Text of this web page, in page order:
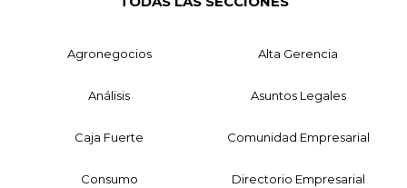
Agronegocios Alta Gerencia
Análisis Asuntos Legales
Caja Fuerte Comunidad Empresarial
Consumo Directorio Empresarial